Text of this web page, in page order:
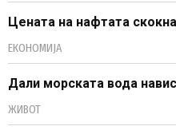
Цената на нафтата
ЕКОНОМИЈА
Дали морската вода
ЖИВОТ